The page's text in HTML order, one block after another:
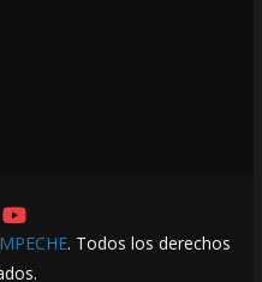
. Todos los derechos